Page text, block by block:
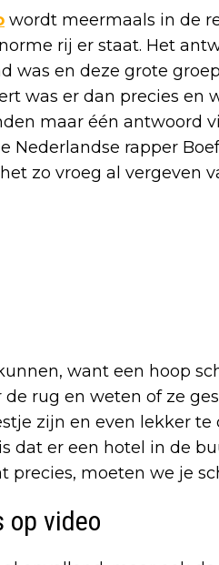
wordt meermaals in de
rij er staat. Het
was en deze grote
was er dan precies en
maar één antwoord
Nederlandse rapper
zo vroeg al vergeven
want een hoop
rug en weten of ze
zijn en even lekker
dat er een hotel in de
precies, moeten we je
op video